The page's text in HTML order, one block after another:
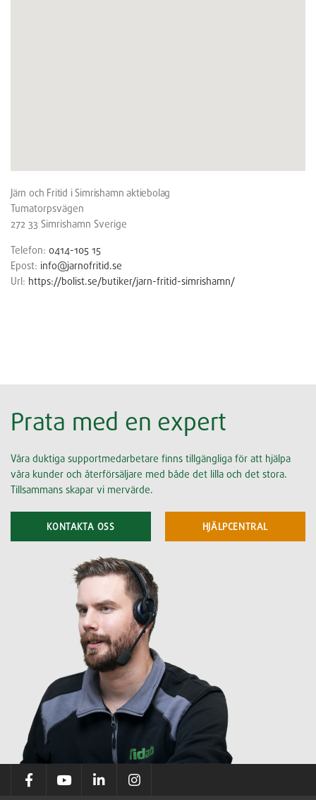
Järn och Fritid i Simrishamn aktiebolag
Tumatorpsvägen
272 33 Simrishamn Sverige
Telefon: 0414-105 15
Epost: info@jarnofritid.se
Url: https://bolist.se/butiker/jarn-fritid-simrishamn/
Prata med en expert
Våra duktiga supportmedarbetare finns tillgängliga för att hjälpa
våra kunder och återförsäljare med både det lilla och det stora.
Tillsammans skapar vi mervärde.
KONTAKTA OSS HJÄLPCENTRAL